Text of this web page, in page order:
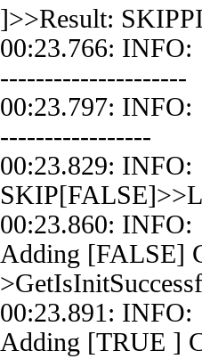
]>>Result:
00:23.766:
---------------------
00:23.797:
-----------------
00:23.829:
00:23.860:
Adding [FALSE]
00:23.891:
Adding [TRUE ]